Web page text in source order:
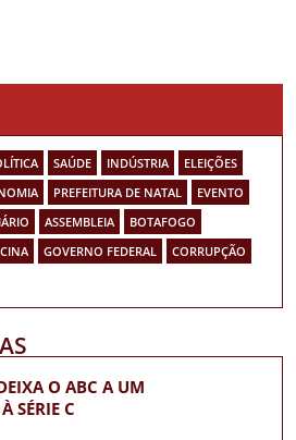
SAÚDE INDÚSTRIA
ELEIÇÕES
PREFEITURA DE NATAL
EVENTO
ASSEMBLEIA
BOTAFOGO
GOVERNO FEDERAL
CORRUPÇÃO
O ABC A UM
SÉRIE C